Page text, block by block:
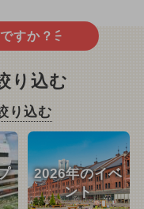
すか？
り込む
り込む
2026年のイベ
ント